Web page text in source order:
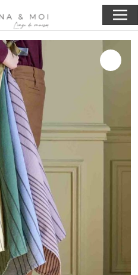
0,00€
starten